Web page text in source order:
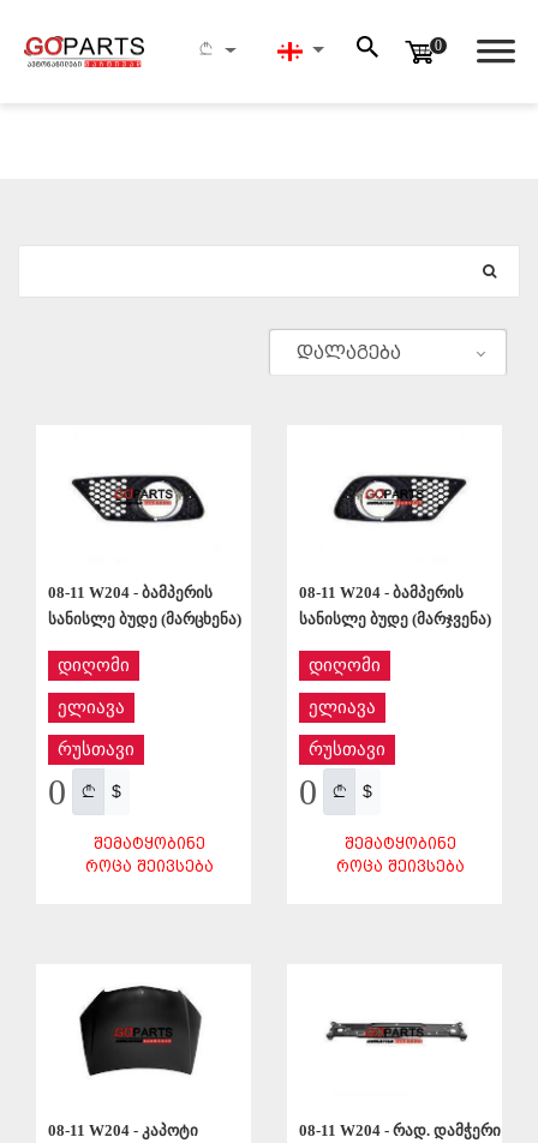
ᲫᲔᲑᲜᲐ
0
დალაგება
08-11 W204 - ბამპერის
სანისლე ბუდე (მარცხენა)
დიღომი
ელიავა
რუსთავი
0 $
ᲨᲔᲛᲐᲢᲧᲝᲑᲘᲜᲔ
ᲠᲝᲪᲐ ᲨᲔᲘᲕᲡᲔᲑᲐ
08-11 W204 - ბამპერის
სანისლე ბუდე (მარჯვენა)
დიღომი
ელიავა
რუსთავი
0 $
ᲨᲔᲛᲐᲢᲧᲝᲑᲘᲜᲔ
ᲠᲝᲪᲐ ᲨᲔᲘᲕᲡᲔᲑᲐ
08-11 W204 - კაპოტი
08-11 W204 - რად. დამჭერი